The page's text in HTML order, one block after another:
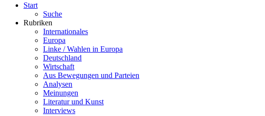
Start
Suche
Rubriken
Internationales
Europa
Linke / Wahlen in Europa
Deutschland
Wirtschaft
Aus Bewegungen und Parteien
Analysen
Meinungen
Literatur und Kunst
Interviews